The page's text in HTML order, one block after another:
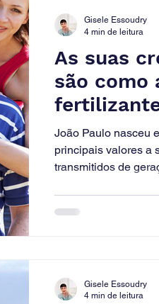
As suas
são como
filho?
João Paulo nasceu
principais valores a
transmitidos de
Gisele Essoudry
4 min de leitura
Gisele Essoudry
4 min de leitura